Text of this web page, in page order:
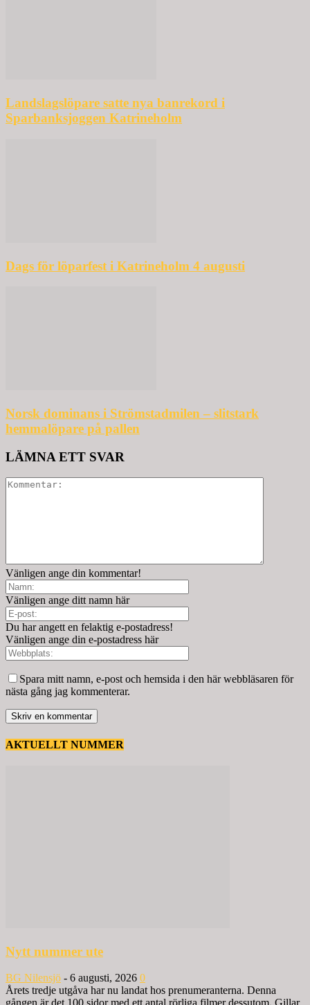
Landslagslöpare satte nya banrekord i
Sparbanksjoggen Katrineholm
Dags för löparfest i Katrineholm 4 augusti
Norsk dominans i Strömstadmilen – slitstark
hemmalöpare på pallen
LÄMNA ETT SVAR
Vänligen ange din kommentar!
Vänligen ange ditt namn här
Du har angett en felaktig e-postadress!
Vänligen ange din e-postadress här
Spara mitt namn, e-post och hemsida i den här webbläsaren för
nästa gång jag kommenterar.
AKTUELLT NUMMER
Nytt nummer ute
BG Nilensjö - 6 augusti, 2026 0
Årets tredje utgåva har nu landat hos prenumeranterna. Denna